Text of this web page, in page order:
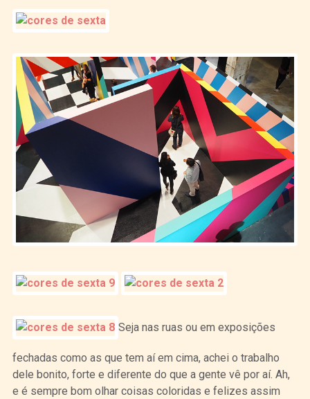
Seja nas ruas ou em exposições
fechadas como as que tem aí em cima, achei o trabalho
dele bonito, forte e diferente do que a gente vê por aí. Ah,
e é sempre bom olhar coisas coloridas e felizes assim